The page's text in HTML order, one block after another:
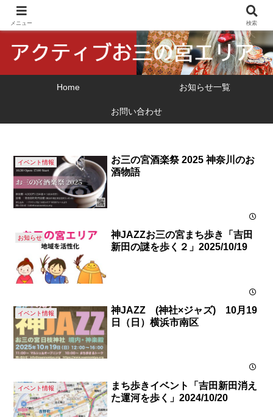
横浜市 関外・お三の宮地区の地域振興
Home お知らせ一覧
お問い合わせ
イベント情報
お三の宮酒楽祭 2025 神奈川のお
酒物語
お知らせ
神JAZZお三の宮まち歩き「吉田
新田の謎を歩く２」2025/10/19
イベント情報
神JAZZ (神社×ジャズ) 10月19
日（日）横浜市南区
イベント情報
まち歩きイベント「吉田新田消え
た運河を歩く」2024/10/20
メニュー 検索